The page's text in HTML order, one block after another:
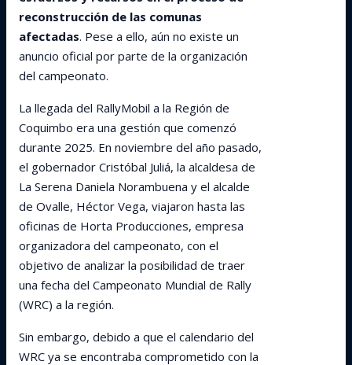
reconstrucción de las comunas
afectadas. Pese a ello, aún no existe un
anuncio oficial por parte de la organización
del campeonato.
La llegada del RallyMobil a la Región de
Coquimbo era una gestión que comenzó
durante 2025. En noviembre del año pasado,
el gobernador Cristóbal Juliá, la alcaldesa de
La Serena Daniela Norambuena y el alcalde
de Ovalle, Héctor Vega, viajaron hasta las
oficinas de Horta Producciones, empresa
organizadora del campeonato, con el
objetivo de analizar la posibilidad de traer
una fecha del Campeonato Mundial de Rally
(WRC) a la región.
Sin embargo, debido a que el calendario del
WRC ya se encontraba comprometido con la